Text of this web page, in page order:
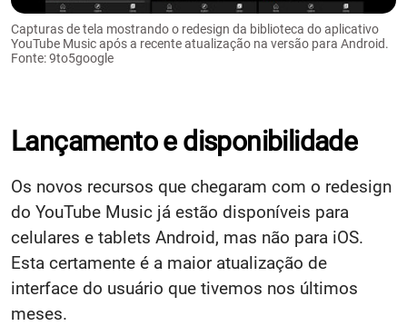
Capturas de tela mostrando o redesign da biblioteca do aplicativo
YouTube Music após a recente atualização na versão para Android.
Fonte: 9to5google
Lançamento e disponibilidade
Os novos recursos que chegaram com o redesign
do YouTube Music já estão disponíveis para
celulares e tablets Android, mas não para iOS.
Esta certamente é a maior atualização de
interface do usuário que tivemos nos últimos
meses.